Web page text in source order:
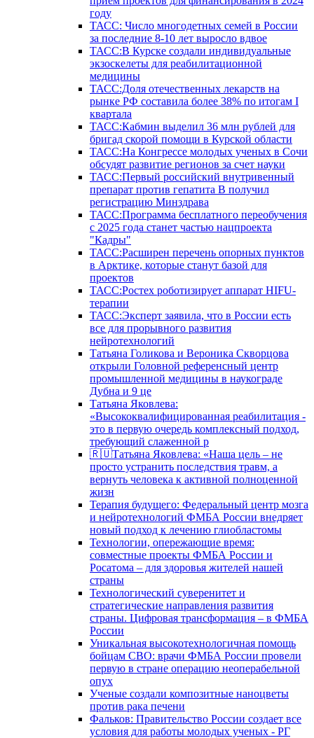
году
ТАСС: Число многодетных семей в России
за последние 8-10 лет выросло вдвое
ТАСС:В Курске создали индивидуальные
экзоскелеты для реабилитационной
медицины
ТАСС:Доля отечественных лекарств на
рынке РФ составила более 38% по итогам I
квартала
ТАСС:Кабмин выделил 36 млн рублей для
бригад скорой помощи в Курской области
ТАСС:На Конгрессе молодых ученых в Сочи
обсудят развитие регионов за счет науки
ТАСС:Первый российский внутривенный
препарат против гепатита В получил
регистрацию Минздрава
ТАСС:Программа бесплатного переобучения
с 2025 года станет частью нацпроекта
"Кадры"
ТАСС:Расширен перечень опорных пунктов
в Арктике, которые станут базой для
проектов
ТАСС:Ростех роботизирует аппарат HIFU-
терапии
ТАСС:Эксперт заявила, что в России есть
все для прорывного развития
нейротехнологий
Татьяна Голикова и Вероника Скворцова
открыли Головной референсный центр
промышленной медицины в наукограде
Дубна и 9 це
Татьяна Яковлева:
«Высококвалифицированная реабилитация -
это в первую очередь комплексный подход,
требующий слаженной р
🇷🇺Татьяна Яковлева: «Наша цель – не
просто устранить последствия травм, а
вернуть человека к активной полноценной
жизн
Терапия будущего: Федеральный центр мозга
и нейротехнологий ФМБА России внедряет
новый подход к лечению глиобластомы
Технологии, опережающие время:
совместные проекты ФМБА России и
Росатома – для здоровья жителей нашей
страны
Технологический суверенитет и
стратегические направления развития
страны. Цифровая трансформация – в ФМБА
России
Уникальная высокотехнологичная помощь
бойцам СВО: врачи ФМБА России провели
первую в стране операцию неоперабельной
опух
Ученые создали композитные наноцветы
против рака печени
Фальков: Правительство России создает все
условия для работы молодых ученых - РГ